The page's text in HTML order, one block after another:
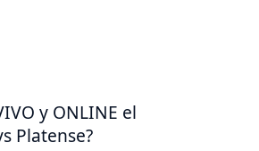
y ONLINE el
Platense?